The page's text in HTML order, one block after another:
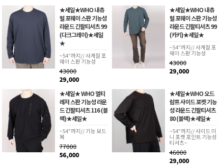
★세일★WHO 내츄
럴 포웨이 스판 기능성
라운드 긴팔티셔츠 99
(다크그레이)★세일
★
~54"까지// 사계절 포
웨이 스판 기능성
43000
29,000
★세일★WHO 내츄
럴 포웨이 스판 기능성
라운드 긴팔티셔츠 99
(카키)★세일★
~54"까지// 사계절 포
웨이 스판 기능성
43000
29,000
★세일★ WHO 멀티
레저 스판 기능성 라운
드 긴팔티셔츠 116 (블
랙)★세일★
~54"까지// 기능 보드
복
77000
56,000
★세일★WHO 오드
람프 사이드 포켓 기능
성 라운드 긴팔티셔츠
80 (블랙)★세일★
~54"까지// 사이드 미
니 포켓 포인트 기능성
티셔츠~
46000
29,000